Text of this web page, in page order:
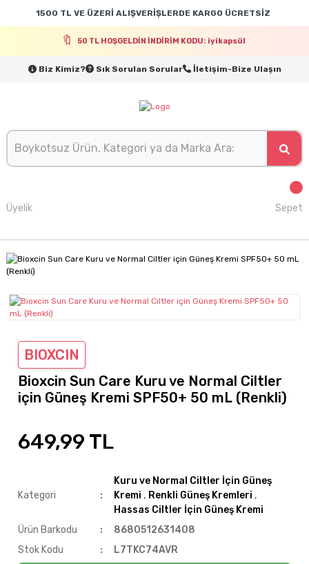
1500 TL VE ÜZERİ ALIŞVERİŞLERDE KARGO ÜCRETSİZ
50 TL HOŞGELDİN İNDİRİM KODU: iyikapsül
Biz Kimiz? Sık Sorulan Sorular İletişim-Bize Ulaşın
Üyelik Sepet
BIOXCIN
Bioxcin Sun Care Kuru ve Normal Ciltler
için Güneş Kremi SPF50+ 50 mL (Renkli)
649,99 TL
Kategori
Kuru ve Normal Ciltler İçin Güneş
Kremi , Renkli Güneş Kremleri ,
Hassas Ciltler İçin Güneş Kremi
Ürün Barkodu
8680512631408
Stok Kodu
L7TKC74AVR